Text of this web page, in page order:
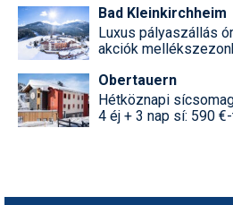
Bad Kleinkirchheim
Luxus pályaszállás
akciók
Obertauern
Hétköznapi
4 éj + 3 nap sí: 590